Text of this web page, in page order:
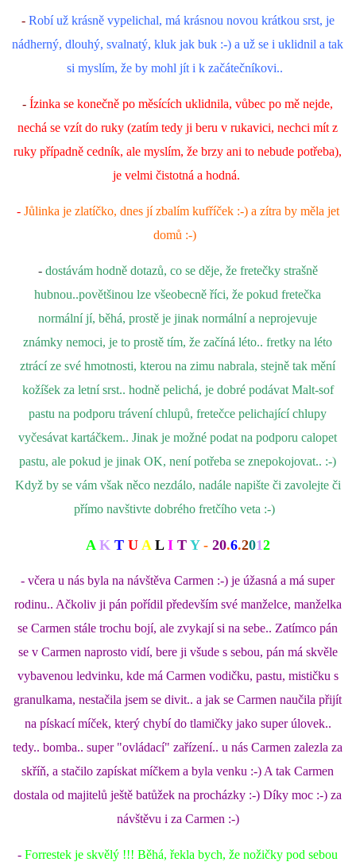
- Robí už krásně vypelichal, má krásnou novou krátkou srst, je
nádherný, dlouhý, svalnatý, kluk jak buk :-) a už se i uklidnil a tak
si myslím, že by mohl jít i k začátečníkovi..
- Ízinka se konečně po měsících uklidnila, vůbec po mě nejde,
nechá se vzít do ruky (zatím tedy ji beru v rukavici, nechci mít z
ruky případně cedník, ale myslím, že brzy ani to nebude potřeba),
je velmi čistotná a hodná.
- Jůlinka je zlatíčko, dnes jí zbalím kufříček :-) a zítra by měla jet
domů :-)
- dostávám hodně dotazů, co se děje, že fretečky strašně
hubnou..povětšinou lze všeobecně říci, že pokud fretečka
normální jí, běhá, prostě je jinak normální a neprojevuje
známky nemoci, je to prostě tím, že začíná léto.. fretky na léto
ztrácí ze své hmotnosti, kterou na zimu nabrala, stejně tak mění
kožíšek za letní srst.. hodně pelichá, je dobré podávat Malt-sof
pastu na podporu trávení chlupů, fretečce pelichající chlupy
vyčesávat kartáčkem.. Jinak je možné podat na podporu calopet
pastu, ale pokud je jinak OK, není potřeba se znepokojovat.. :-)
Když by se vám však něco nezdálo, nadále napište či zavolejte či
přímo navštivte dobrého fretčího veta :-)
AK T U A L I T Y- 20.6.2012
- včera u nás byla na návštěva Carmen :-) je úžasná a má super
rodinu.. Ačkoliv ji pán pořídil především své manželce, manželka
se Carmen stále trochu bojí, ale zvykají si na sebe.. Zatímco pán
se v Carmen naprosto vidí, bere ji všude s sebou, pán má skvěle
vybavenou ledvinku, kde má Carmen vodičku, pastu, mističku s
granulkama, nestačila jsem se divit.. a jak se Carmen naučila přijít
na pískací míček, který chybí do tlamičky jako super úlovek..
tedy.. bomba.. super "ovládací" zařízení.. u nás Carmen zalezla za
skříň, a stačilo zapískat míčkem a byla venku :-) A tak Carmen
dostala od majitelů ještě batůžek na procházky :-) Díky moc :-) za
návštěvu i za Carmen :-)
- Forrestek je skvělý !!! Běhá, řekla bych, že nožičky pod sebou